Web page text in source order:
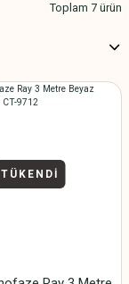
Toplam 7 ürün
TÜKENDİ